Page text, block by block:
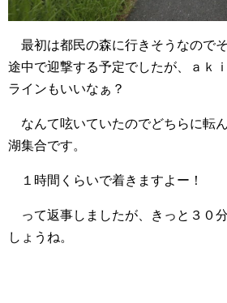
最初は都民の森に行きそうなので
途中で迎撃する予定でしたが、ａｋ
ラインもいいなぁ？
なんて呟いていたのでどちらに転
湖集合です。
１時間くらいで着きますよー！
って返事しましたが、きっと３０
しょうね。